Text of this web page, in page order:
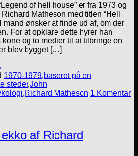
of hell house” er fra 1973 og
Matheson med titlen “Hell
mand ønsker at finde ud af, om der
For at opklare dette hyrer han
og to medier til at tilbringe en
blev bygget […]
1970-1979,baseret på en
steder,John
,Richard Matheson 1 Komentar
af Richard